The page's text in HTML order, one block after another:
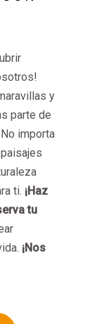
y
parte de
importa
ti. ¡Haz
tu
¡Nos